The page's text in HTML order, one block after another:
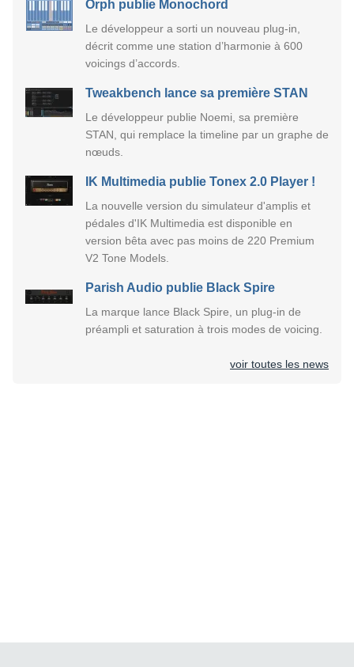
Orph publie Monochord
Le développeur a sorti un nouveau plug-in,
décrit comme une station d’harmonie à 600
voicings d’accords.
Tweakbench lance sa première STAN
Le développeur publie Noemi, sa première
STAN, qui remplace la timeline par un graphe de
nœuds.
IK Multimedia publie Tonex 2.0 Player !
La nouvelle version du simulateur d'amplis et
pédales d'IK Multimedia est disponible en
version bêta avec pas moins de 220 Premium
V2 Tone Models.
Parish Audio publie Black Spire
La marque lance Black Spire, un plug-in de
préampli et saturation à trois modes de voicing.
voir toutes les news